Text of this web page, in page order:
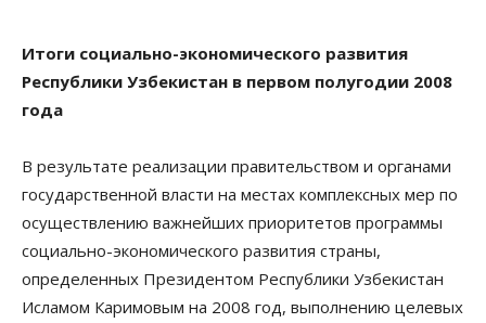
Итоги социально-экономического развития
Республики Узбекистан в первом полугодии 2008
года
В результате реализации правительством и органами
государственной власти на местах комплексных мер по
осуществлению важнейших приоритетов программы
социально-экономического развития страны,
определенных Президентом Республики Узбекистан
Исламом Каримовым на 2008 год, выполнению целевых